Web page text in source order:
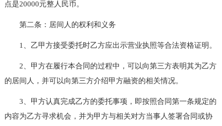
点是20000元整人民币。
第二条：居间人的权利和义务
1、乙甲方接受委托时乙方应出示营业执照等合法资格证明。
2、甲方在履行本合同的过程中，可以向第三方表明其为乙方
的居间人，并可以向第三方介绍甲方融资的相关情况。
3、甲方认真完成乙方的委托事项，即按照合同第一条规定的
内容为乙方寻求机会，并为甲方与相关对方当事人签署合同或协